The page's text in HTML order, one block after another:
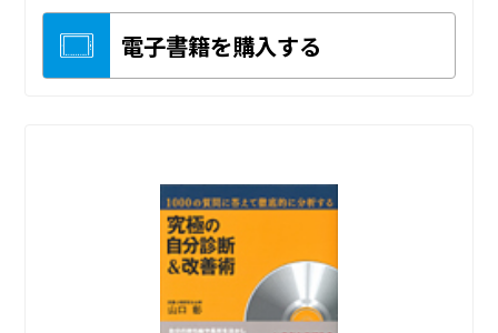
電子書籍を購入する